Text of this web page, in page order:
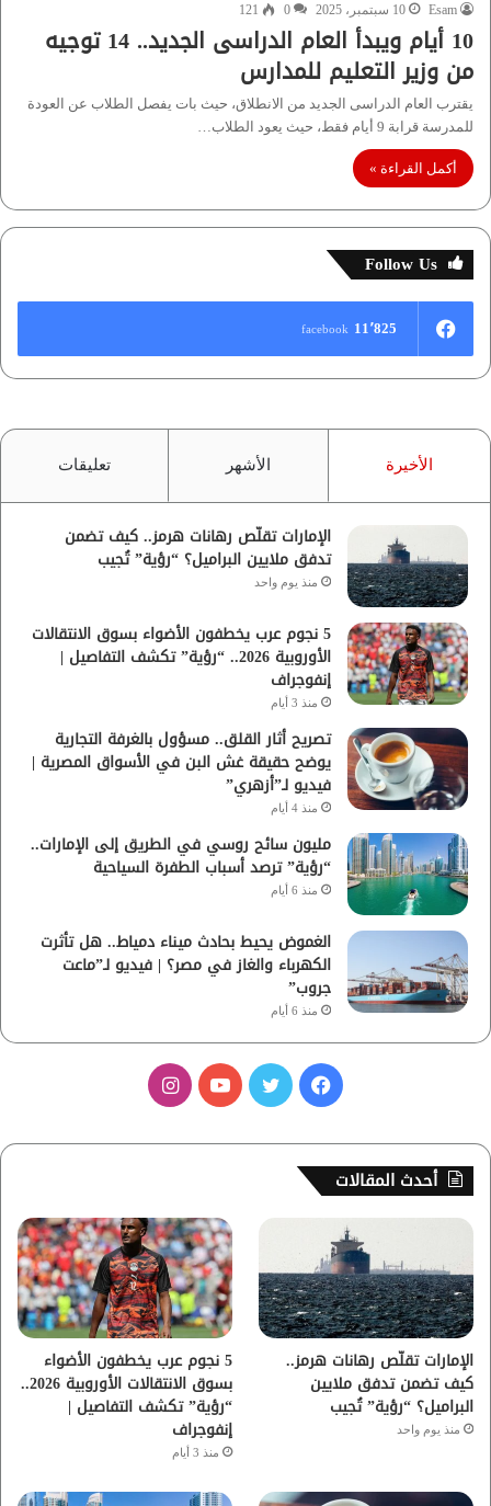
Esam 10 سبتمبر، 2025 0
121
10 أيام ويبدأ العام الدراسى الجديد.. 14 توجيه
من وزير التعليم للمدارس
يقترب العام الدراسى الجديد من الانطلاق، حيث بات يفصل الطلاب عن العودة
للمدرسة قرابة 9 أيام فقط، حيث يعود الطلاب…
أكمل القراءة »
Follow Us
11٬825 facebook
الأخيرة الأشهر تعليقات
الإمارات تقلّص رهانات هرمز.. كيف تضمن
تدفق ملايين البراميل؟ “رؤية” تُجيب
منذ يوم واحد
5 نجوم عرب يخطفون الأضواء بسوق الانتقالات
الأوروبية 2026.. “رؤية” تكشف التفاصيل |
إنفوجراف
منذ 3 أيام
تصريح أثار القلق.. مسؤول بالغرفة التجارية
يوضح حقيقة غش البن في الأسواق المصرية |
فيديو لـ”أزهري”
منذ 4 أيام
مليون سائح روسي في الطريق إلى الإمارات..
“رؤية” ترصد أسباب الطفرة السياحية
منذ 6 أيام
الغموض يحيط بحادث ميناء دمياط.. هل تأثرت
الكهرباء والغاز في مصر؟ | فيديو لـ”ماعت
جروب”
منذ 6 أيام
س
ب
ك
ي
و
ب
ت
ق
ر
م
أحدث المقالات
الإمارات تقلّص رهانات هرمز..
كيف تضمن تدفق ملايين
البراميل؟ “رؤية” تُجيب
منذ يوم واحد
5 نجوم عرب يخطفون الأضواء
بسوق الانتقالات الأوروبية 2026..
“رؤية” تكشف التفاصيل |
إنفوجراف
منذ 3 أيام